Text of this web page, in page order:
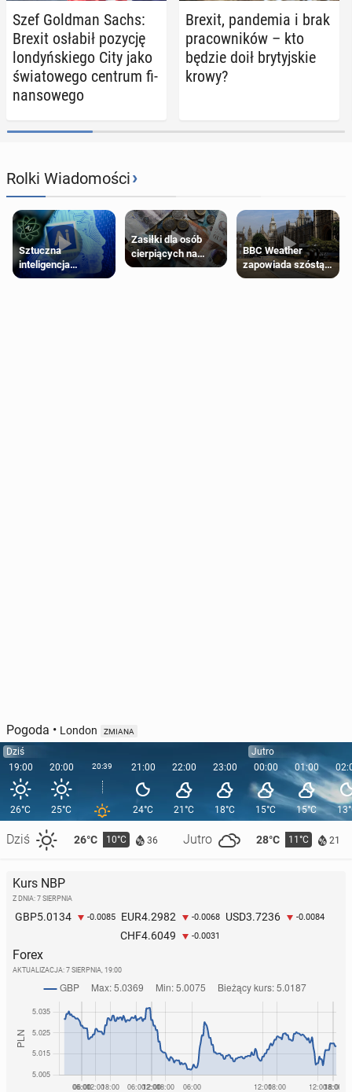
Szef Goldman Sachs:
Brexit osłabił pozycję
lon­dyń­skie­go City jako
świa­to­we­go centrum fi­
nan­so­we­go
Brexit, pan­de­mia i brak
pra­cow­ni­ków – kto
będzie doił bry­tyj­skie
krowy?
Rolki Wiadomości›
Sztuczna
inteligencja
próbowała oszukać
Zasiłki dla osób
cierpiących na
schorzenia
BBC Weather
zapowiada szóstą
falę upałów w
Pogoda • London ZMIANA
Dziś
19:00
26°C
Dziś 26°C 10°C 36 Jutro 28°C 11°C 21
20:00
25°C
20:39 21:00
24°C
22:00
21°C
23:00
18°C
Jutro
00:00
15°C
01:00
15°C
Kurs NBP
Z DNIA: 7 SIERPNIA
GBP5.0134 -0.0085 EUR4.2982 -0.0068 USD3.7236 -0.0084
CHF4.6049 -0.0031
Forex
AKTUALIZACJA: 7 SIERPNIA, 19:00